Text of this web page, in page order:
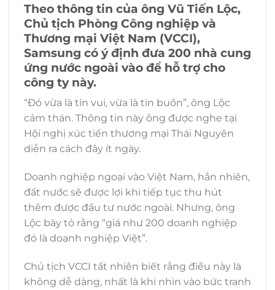
Theo thông tin của ông Vũ Tiến Lộc,
Chủ tịch Phòng Công nghiệp và
Thương mại Việt Nam (VCCI),
Samsung có ý định đưa 200 nhà cung
ứng nước ngoài vào để hỗ trợ cho
công ty này.
“Đó vừa là tin vui, vừa là tin buồn”, ông Lộc
cảm thán. Thông tin này ông được nghe tại
Hội nghị xúc tiến thương mại Thái Nguyên
diễn ra cách đây ít ngày.
Doanh nghiệp ngoại vào Việt Nam, hẳn nhiên,
đất nước sẽ được lợi khi tiếp tục thu hút
thêm được đầu tư nước ngoài. Nhưng, ông
Lộc bày tỏ rằng “giá như 200 doanh nghiệp
đó là doanh nghiệp Việt”.
Chủ tịch VCCI tất nhiên biết rằng điều này là
không dễ dàng, nhất là khi nhìn vào bức tranh